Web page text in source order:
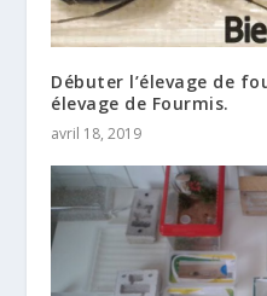
Débuter l’élevage de
élevage de Fourmis.
avril 18, 2019